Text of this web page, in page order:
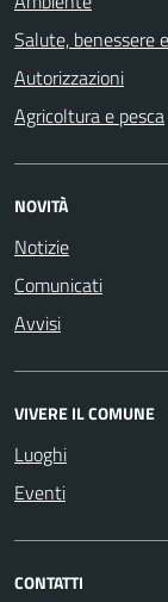
Salute, benessere
Autorizzazioni
Agricoltura e pesca
NOVITÀ
Notizie
Comunicati
Avvisi
VIVERE IL COMUNE
Luoghi
Eventi
CONTATTI